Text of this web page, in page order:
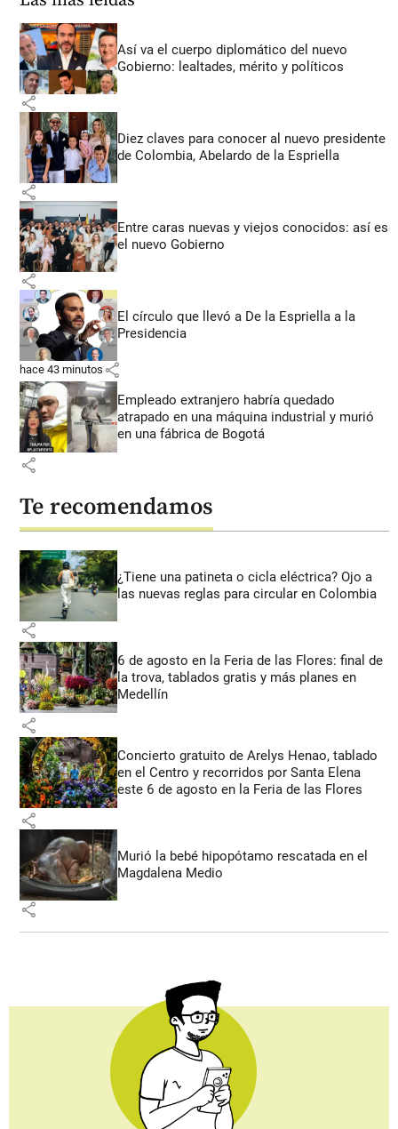
Así va el cuerpo diplomático del nuevo
Gobierno: lealtades, mérito y políticos
share
Diez claves para conocer al nuevo presidente
de Colombia, Abelardo de la Espriella
share
Entre caras nuevas y viejos conocidos: así es
el nuevo Gobierno
share
El círculo que llevó a De la Espriella a la
Presidencia
hace 43 minutos share
Empleado extranjero habría quedado
atrapado en una máquina industrial y murió
en una fábrica de Bogotá
share
Te recomendamos
¿Tiene una patineta o cicla eléctrica? Ojo a
las nuevas reglas para circular en Colombia
share
6 de agosto en la Feria de las Flores: final de
la trova, tablados gratis y más planes en
Medellín
share
Concierto gratuito de Arelys Henao, tablado
en el Centro y recorridos por Santa Elena
este 6 de agosto en la Feria de las Flores
share
Murió la bebé hipopótamo rescatada en el
Magdalena Medio
share